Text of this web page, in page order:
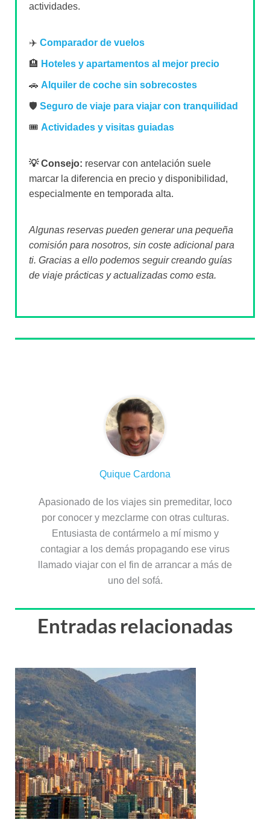
actividades.
✈️ Comparador de vuelos
🏨 Hoteles y apartamentos al mejor precio
🚗 Alquiler de coche sin sobrecostes
🛡️ Seguro de viaje para viajar con tranquilidad
🎟️ Actividades y visitas guiadas
💡 Consejo: reservar con antelación suele
marcar la diferencia en precio y disponibilidad,
especialmente en temporada alta.
Algunas reservas pueden generar una pequeña
comisión para nosotros, sin coste adicional para
ti. Gracias a ello podemos seguir creando guías
de viaje prácticas y actualizadas como esta.
Quique Cardona
Apasionado de los viajes sin premeditar, loco
por conocer y mezclarme con otras culturas.
Entusiasta de contármelo a mí mismo y
contagiar a los demás propagando ese virus
llamado viajar con el fin de arrancar a más de
uno del sofá.
Entradas relacionadas